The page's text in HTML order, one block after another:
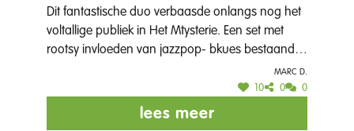
Dit fantastische duo verbaasde onlangs nog het
voltallige publiek in Het Mtysterie. Een set met
rootsy invloeden van jazzpop- bkues bestaande
uit eigen muziek en teksten in de stijl van Trixie
Withley, Ry Cooder en T-Bone Burnett. Emotie en
sound staan centraal en trekt je naar het puntje
Marc D.
10 0 0
lees meer